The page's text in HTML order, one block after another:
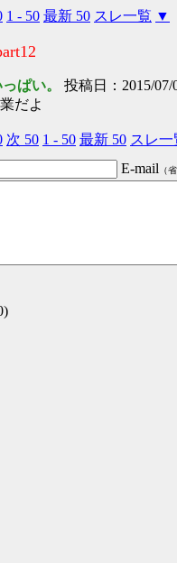
1 - 50 最新 50 スレ一覧 ▼
ぱい。 投稿日：2015/07/
だよ
次 50 1 - 50 最新 50 スレ一
E-mail （